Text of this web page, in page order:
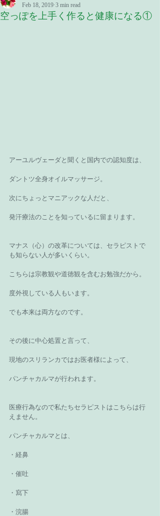
空っぽを上手く作ると健康になる①
Feb 18, 2019 3 min read
アーユルヴェーダと聞くと国内での認知度は、
ダントツ全身オイルマッサージ。
次にちょっとマニアックな人だと、
発汗療法のことを知っているに留まります。
マナス（心）の改革については、セラピストで
も知らない人が多いくらい。
こちらは宗教観や道徳観を含むお勉強だから。
度外視している人もいます。
でも本来は両方なのです。
その後に中心処置と言って、
現地のスリランカではお医者様によって、
パンチャカルマが行われます。
医療行為なので私たちセラピストはこちらは行
えません。
パンチャカルマとは、
・経鼻
・催吐
・寫下
・浣腸